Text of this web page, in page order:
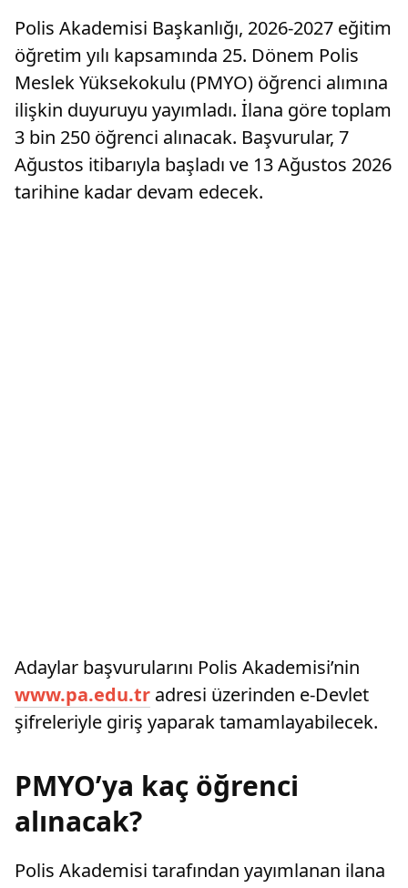
Polis Akademisi Başkanlığı, 2026-2027 eğitim
öğretim yılı kapsamında 25. Dönem Polis
Meslek Yüksekokulu (PMYO) öğrenci alımına
ilişkin duyuruyu yayımladı. İlana göre toplam
3 bin 250 öğrenci alınacak. Başvurular, 7
Ağustos itibarıyla başladı ve 13 Ağustos 2026
tarihine kadar devam edecek.
Adaylar başvurularını Polis Akademisi’nin
www.pa.edu.tr adresi üzerinden e-Devlet
şifreleriyle giriş yaparak tamamlayabilecek.
PMYO’ya kaç öğrenci
alınacak?
Polis Akademisi tarafından yayımlanan ilana